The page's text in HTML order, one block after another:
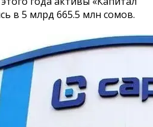
в 5 млрд 665.5 млн сомов.